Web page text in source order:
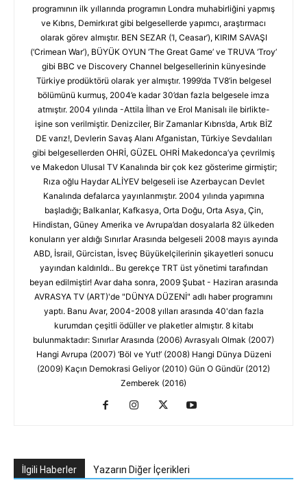
programının ilk yıllarında programın Londra muhabirliğini yapmış
ve Kıbrıs, Demirkırat gibi belgesellerde yapımcı, araştırmacı
olarak görev almıştır. BEN SEZAR (‘I, Ceasar’), KIRIM SAVAŞI
(‘Crimean War’), BÜYÜK OYUN ‘The Great Game’ ve TRUVA ‘Troy’
gibi BBC ve Discovery Channel belgesellerinin künyesinde
Türkiye prodüktörü olarak yer almıştır. 1999’da TV8’in belgesel
bölümünü kurmuş, 2004’e kadar 30’dan fazla belgesele imza
atmıştır. 2004 yılında -Attila İlhan ve Erol Manisalı ile birlikte-
işine son verilmiştir. Denizciler, Bir Zamanlar Kıbrıs’da, Artık BİZ
DE varız!, Devlerin Savaş Alanı Afganistan, Türkiye Sevdalıları
gibi belgesellerden OHRİ, GÜZEL OHRİ Makedonca’ya çevrilmiş
ve Makedon Ulusal TV Kanalında bir çok kez gösterime girmiştir;
Rıza oğlu Haydar ALİYEV belgeseli ise Azerbaycan Devlet
Kanalında defalarca yayınlanmıştır. 2004 yılında yapımına
başladığı; Balkanlar, Kafkasya, Orta Doğu, Orta Asya, Çin,
Hindistan, Güney Amerika ve Avrupa’dan dosyalarla 82 ülkeden
konuların yer aldığı Sınırlar Arasında belgeseli 2008 mayıs ayında
ABD, İsrail, Gürcistan, İsveç Büyükelçilerinin şikayetleri sonucu
yayından kaldırıldı.. Bu gerekçe TRT üst yönetimi tarafından
beyan edilmiştir! Avar daha sonra, 2009 Şubat - Haziran arasında
AVRASYA TV (ART)'de "DÜNYA DÜZENİ" adlı haber programını
yaptı. Banu Avar, 2004-2008 yılları arasında 40'dan fazla
kurumdan çeşitli ödüller ve plaketler almıştır. 8 kitabı
bulunmaktadır: Sınırlar Arasında (2006) Avrasyalı Olmak (2007)
Hangi Avrupa (2007) ‘Böl ve Yut!’ (2008) Hangi Dünya Düzeni
(2009) Kaçın Demokrasi Geliyor (2010) Gün O Gündür (2012)
Zemberek (2016)
İlgili Haberler Yazarın Diğer İçerikleri